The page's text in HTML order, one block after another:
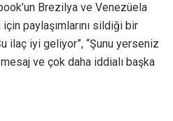
Brezilya ve Venezüela
için paylaşımlarını sildiği bir
ilaç iyi geliyor”, “Şunu yerseniz
ve çok daha iddialı başka